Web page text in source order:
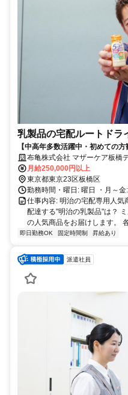
乳製品の宅配ルートドラ
【中高年多数活躍中・初めての
きな方歓迎
布亀株式会社 マザーケア板橋
月給250,000円以上
東京都東京23区板橋区
勤務時間・曜日: 曜日 ・月～
仕事内容: 明治の宅配専用人
配達する"明治の乳製品"は？
の人気商品をお届けします。
即日勤務OK 固定時間制 昇給あり
派遣社員